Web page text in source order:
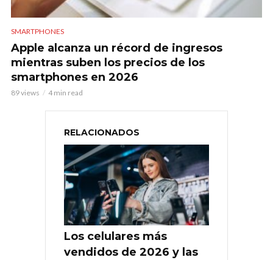
SMARTPHONES
Apple alcanza un récord de ingresos
mientras suben los precios de los
smartphones en 2026
89 views 4 min read
RELACIONADOS
Los celulares más
vendidos de 2026 y las